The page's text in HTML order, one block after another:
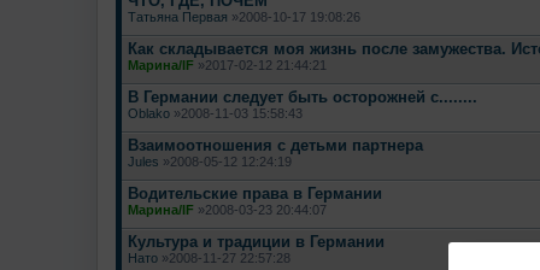
Татьяна Первая »2008-10-17 19:08:26
Как складывается моя жизнь после замужества.
Марина/IF »2017-02-12 21:44:21
В Германии следует быть осторожней с........
Oblako »2008-11-03 15:58:43
Взаимоотношения с детьми партнера
Jules »2008-05-12 12:24:19
Водительские права в Германии
Марина/IF »2008-03-23 20:44:07
Культура и традиции в Германии
Нато »2008-11-27 22:57:28